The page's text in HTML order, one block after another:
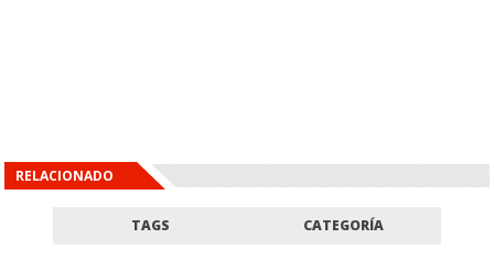
RELACIONADO
TAGS CATEGORÍA